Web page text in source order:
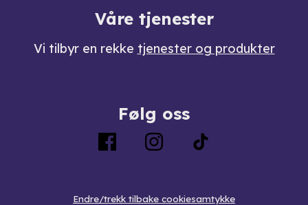
Våre tjenester
Vi tilbyr en rekke tjenester og produkter
Følg oss
Endre/trekk tilbake cookiesamtykke